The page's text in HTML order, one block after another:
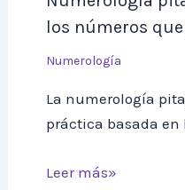
los números
Numerología
La numerología
práctica basada en
Leer más»